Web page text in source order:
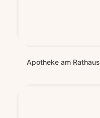
Apo­the­ke am